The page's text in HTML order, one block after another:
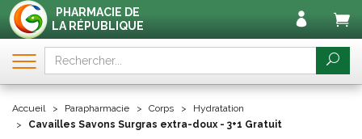
PHARMACIE DE
LA RÉPUBLIQUE
Accueil Parapharmacie Corps
Hydratation
Cavailles Savons Surgras extra-doux - 3+1 Gratuit